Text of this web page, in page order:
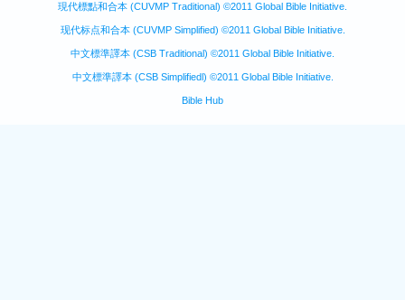
現代標點和合本 (CUVMP Traditional) ©2011 Global Bible Initiative.
现代标点和合本 (CUVMP Simplified) ©2011 Global Bible Initiative.
中文標準譯本 (CSB Traditional) ©2011 Global Bible Initiative.
中文標準譯本 (CSB Simplifiedl) ©2011 Global Bible Initiative.
Bible Hub